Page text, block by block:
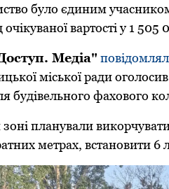
було єдиним
вартості у 1 505
Медіа"
міської ради
будівельного фахового
зоні планували
метрах, встановити 6